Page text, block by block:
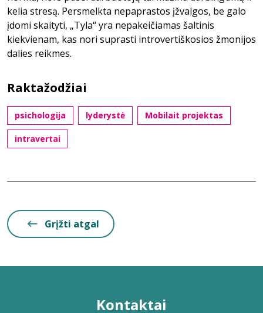
kelia stresą. Persmelkta nepaprastos įžvalgos, be galo
įdomi skaityti, „Tyla“ yra nepakeičiamas šaltinis
kiekvienam, kas nori suprasti introvertiškosios žmonijos
dalies reikmes.
Raktažodžiai
psichologija lyderystė Mobilait projektas
intravertai
Grįžti atgal
Kontaktai